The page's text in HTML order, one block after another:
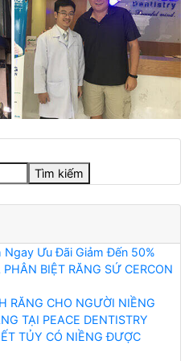
Tìm kiếm
Ngay Ưu Đãi Giảm Đến 50%
BIỆT RĂNG SỨ CERCON
RĂNG CHO NGƯỜI NIỀNG
TẠI PEACE DENTISTRY
TỦY CÓ NIỀNG ĐƯỢC